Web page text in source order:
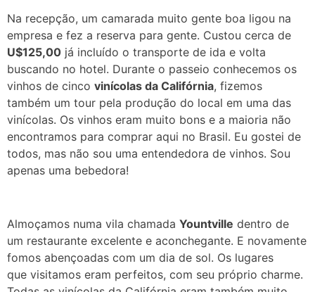
Na recepção, um camarada muito gente boa ligou na
empresa e fez a reserva para gente. Custou cerca de
U$125,00 já incluído o transporte de ida e volta
buscando no hotel. Durante o passeio conhecemos os
vinhos de cinco vinícolas da Califórnia, fizemos
também um tour pela produção do local em uma das
vinícolas. Os vinhos eram muito bons e a maioria não
encontramos para comprar aqui no Brasil. Eu gostei de
todos, mas não sou uma entendedora de vinhos. Sou
apenas uma bebedora!
Almoçamos numa vila chamada Yountville dentro de
um restaurante excelente e aconchegante. E novamente
fomos abençoadas com um dia de sol. Os lugares
que visitamos eram perfeitos, com seu próprio charme.